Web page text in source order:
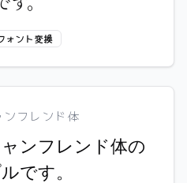
ォント変換
フレンド体
ンフレンド体の
です。